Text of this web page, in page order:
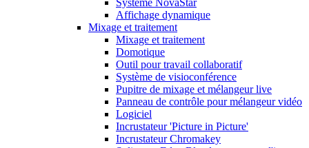
Système NovaStar
Affichage dynamique
Mixage et traitement
Mixage et traitement
Domotique
Outil pour travail collaboratif
Système de visioconférence
Pupitre de mixage et mélangeur live
Panneau de contrôle pour mélangeur vidéo
Logiciel
Incrustateur 'Picture in Picture'
Incrustateur Chromakey